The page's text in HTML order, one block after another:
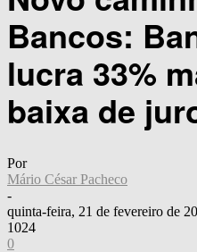
Bancos:
lucra 33%
baixa de
Por
Mário César Pacheco
-
quinta-feira, 21 de fevereiro de
1024
0